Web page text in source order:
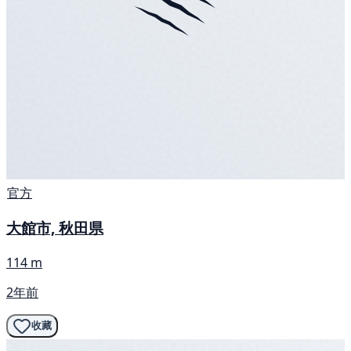
官方
大館市, 秋田県
114 m
2年前
收藏